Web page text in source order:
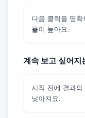
다음 클릭을 명
율이 높아요.
계속 보고 싶어지
시작 전에 결과
낮아져요.